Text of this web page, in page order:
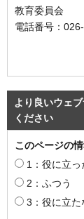
教育委員会
電話番号：
より良いウェ
ください
このページの
1：役に立っ
2：ふつう
3：役に立た